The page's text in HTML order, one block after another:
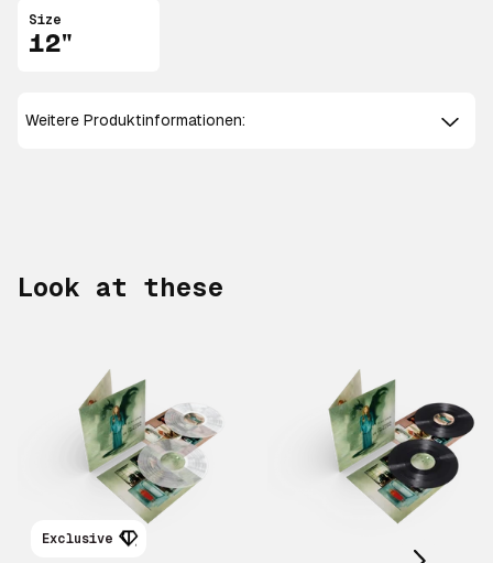
Size
12"
Weitere Produktinformationen:
Look at these
Exclusive Scroll right